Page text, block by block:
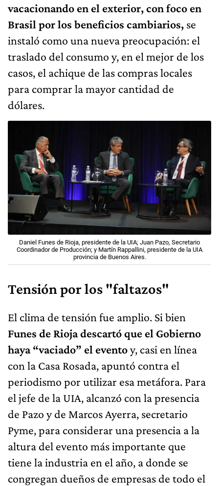
vacacionando en el exterior, con foco en
Brasil por los beneficios cambiarios, se
instaló como una nueva preocupación: el
traslado del consumo y, en el mejor de los
casos, el achique de las compras locales
para comprar la mayor cantidad de
dólares.
Daniel Funes de Rioja, presidente de la UIA; Juan Pazo, Secretario
Coordinador de Producción; y Martín Rappallini, presidente de la UIA
provincia de Buenos Aires.
Tensión por los "faltazos"
El clima de tensión fue amplio. Si bien
Funes de Rioja descartó que el Gobierno
haya “vaciado” el eventoy, casi en línea
con la Casa Rosada, apuntó contra el
periodismo por utilizar esa metáfora. Para
el jefe de la UIA, alcanzó con la presencia
de Pazo y de Marcos Ayerra, secretario
Pyme, para considerar una presencia a la
altura del evento más importante que
tiene la industria en el año, a donde se
congregan dueños de empresas de todo el